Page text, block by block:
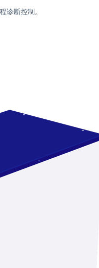
诊断控制。